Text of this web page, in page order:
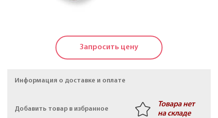
электропередачи
Провода неизолированные для воздушных линий
Запросить цену
Информация о доставке и оплате
Добавить товар в избранное
Товара нет
на складе